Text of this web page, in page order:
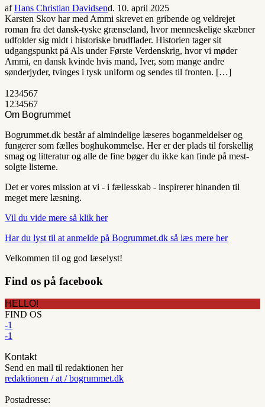
afHans Christian Davidsend. 10. april 2025
Karsten Skov har med Ammi skrevet en gribende og veldrejet
roman fra det dansk-tyske grænseland, hvor menneskelige skæbner
udfolder sig midt i historiske brudflader. Historien tager sit
udgangspunkt på Als under Første Verdenskrig, hvor vi møder
Ammi, en dansk kvinde hvis mand, Iver, som mange andre
sønderjyder, tvinges i tysk uniform og sendes til fronten. […]
1 234567
1 234567
Om Bogrummet
Bogrummet.dk består af almindelige læseres boganmeldelser og
fungerer som fælles boghukommelse. Her er der plads til forskellig
smag og litteratur og alle de fine bøger du ikke kan finde på mest-
solgte listerne.
Det er vores mission at vi - i fællesskab - inspirerer hinanden til
meget mere læsning.
Vil du vide mere så klik her
Har du lyst til at anmelde på Bogrummet.dk så læs mere her
Velkommen til og god læselyst!
Find os på facebook
HELLO!
FIND OS
-1
-1
Kontakt
Send en mail til redaktionen her
redaktionen / at / bogrummet.dk
Postadresse: